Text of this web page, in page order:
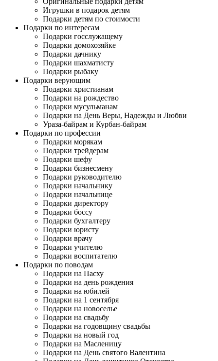
Игрушки в подарок детям
Подарки детям по стоимости
Подарки по интересам
Подарки госслужащему
Подарки домохозяйке
Подарки дачнику
Подарки шахматисту
Подарки рыбаку
Подарки верующим
Подарки христианам
Подарки на рождество
Подарки мусульманам
Подарки на День Веры, Надежды и Любви
Ураза-байрам и Курбан-байрам
Подарки по профессии
Подарки морякам
Подарки трейдерам
Подарки шефу
Подарки бизнесмену
Подарки руководителю
Подарки начальнику
Подарки начальнице
Подарки директору
Подарки боссу
Подарки бухгалтеру
Подарки юристу
Подарки врачу
Подарки учителю
Подарки воспитателю
Подарки по поводам
Подарки на Пасху
Подарки на день рождения
Подарки на юбилей
Подарки на 1 сентября
Подарки на новоселье
Подарки на свадьбу
Подарки на годовщину свадьбы
Подарки на новый год
Подарки на Масленицу
Подарки на День святого Валентина